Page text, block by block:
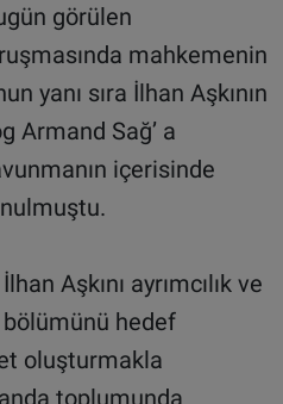
görülen
mahkemenin
yanı sıra İlhan Aşkının
Armand Sağ’ a
içerisinde
Aşkını ayrımcılık ve
hedef
oluşturmakla
toplumunda